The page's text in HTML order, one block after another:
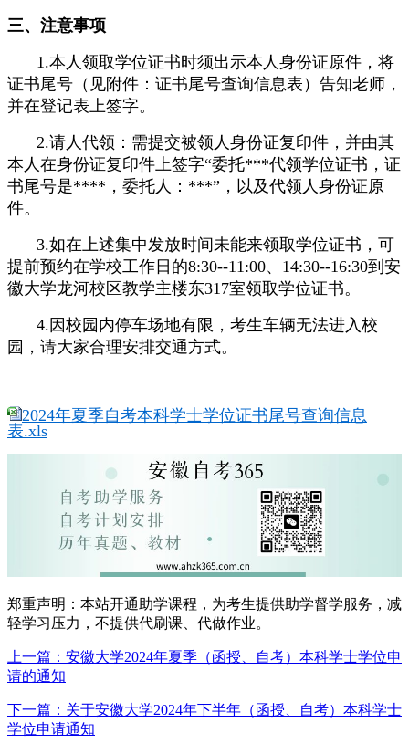
三、注意事项
1.本人领取学位证书时须出示本人身份证原件，将
证书尾号（见附件：证书尾号查询信息表）告知老师，
并在登记表上签字。
2.请人代领：需提交被领人身份证复印件，并由其
本人在身份证复印件上签字“委托***代领学位证书，证
书尾号是****，委托人：***”，以及代领人身份证原
件。
3.如在上述集中发放时间未能来领取学位证书，可
提前预约在学校工作日的8:30--11:00、14:30--16:30到安
徽大学龙河校区教学主楼东317室领取学位证书。
4.因校园内停车场地有限，考生车辆无法进入校
园，请大家合理安排交通方式。
2024年夏季自考本科学士学位证书尾号查询信息
表.xls
郑重声明：本站开通助学课程，为考生提供助学督学服务，减
轻学习压力，不提供代刷课、代做作业。
上一篇：安徽大学2024年夏季（函授、自考）本科学士学位申
请的通知
下一篇：关于安徽大学2024年下半年（函授、自考）本科学士
学位申请通知